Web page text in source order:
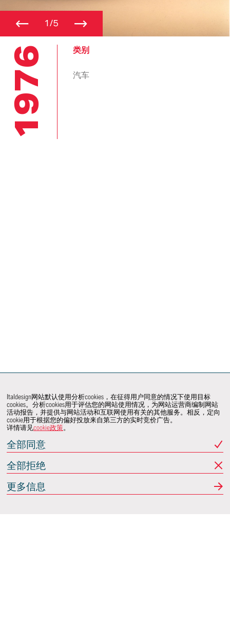
← 1/5 →
1976 类别
汽车
Italdesign网站默认使用分析cookies，在征得用户同意的情况下使用目标
cookies。分析cookies用于评估您的网站使用情况，为网站运营商编制网站
活动报告，并提供与网站活动和互联网使用有关的其他服务。相反，定向
cookie用于根据您的偏好投放来自第三方的实时竞价广告。
详情请见cookie政策。
全部同意
全部拒绝
更多信息